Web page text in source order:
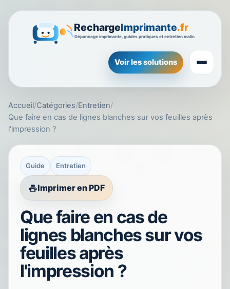
Voir les solutions
Accueil/Catégories/Entretien/
Que faire en cas de lignes blanches sur vos feuilles après
l'impression ?
Guide Entretien
Imprimer en PDF
Que faire en cas de
lignes blanches sur vos
feuilles après
l'impression ?